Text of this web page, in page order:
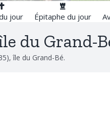
jour Épitaphe du jour
du Grand-
île du Grand-Bé.